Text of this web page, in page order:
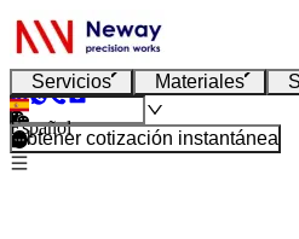
Servicios Materiales
Español
Obtener cotización instantánea